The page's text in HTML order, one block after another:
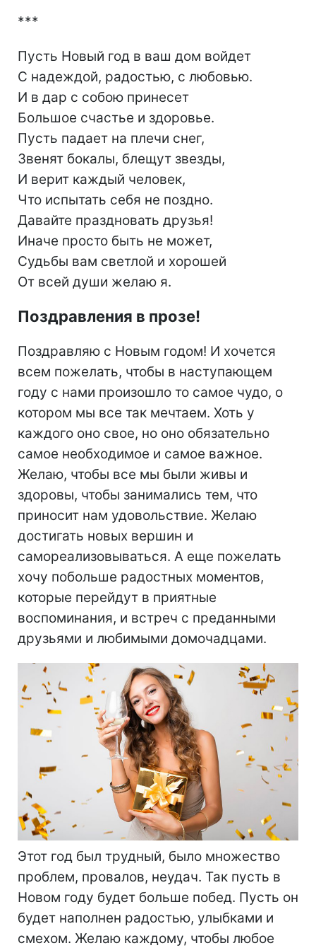
***
Пусть Новый год в ваш дом войдет
С надеждой, радостью, с любовью.
И в дар с собою принесет
Большое счастье и здоровье.
Пусть падает на плечи снег,
Звенят бокалы, блещут звезды,
И верит каждый человек,
Что испытать себя не поздно.
Давайте праздновать друзья!
Иначе просто быть не может,
Судьбы вам светлой и хорошей
От всей души желаю я.
Поздравления в прозе!
Поздравляю с Новым годом! И хочется
всем пожелать, чтобы в наступающем
году с нами произошло то самое чудо, о
котором мы все так мечтаем. Хоть у
каждого оно свое, но оно обязательно
самое необходимое и самое важное.
Желаю, чтобы все мы были живы и
здоровы, чтобы занимались тем, что
приносит нам удовольствие. Желаю
достигать новых вершин и
самореализовываться. А еще пожелать
хочу побольше радостных моментов,
которые перейдут в приятные
воспоминания, и встреч с преданными
друзьями и любимыми домочадцами.
Этот год был трудный, было множество
проблем, провалов, неудач. Так пусть в
Новом году будет больше побед. Пусть он
будет наполнен радостью, улыбками и
смехом. Желаю каждому, чтобы любое